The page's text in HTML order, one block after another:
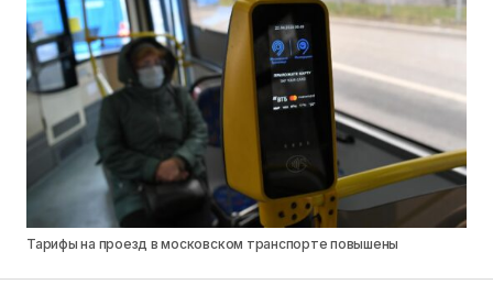
Тарифы на проезд в московском транспорте повышены